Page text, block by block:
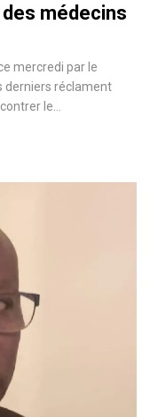
des médecins
mercredi par le
derniers réclament
le…